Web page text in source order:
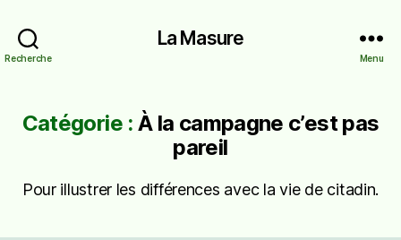
Recherche
La Masure
Menu
Catégorie : À la campagne c’est pas
pareil
Pour illustrer les différences avec la vie de citadin.